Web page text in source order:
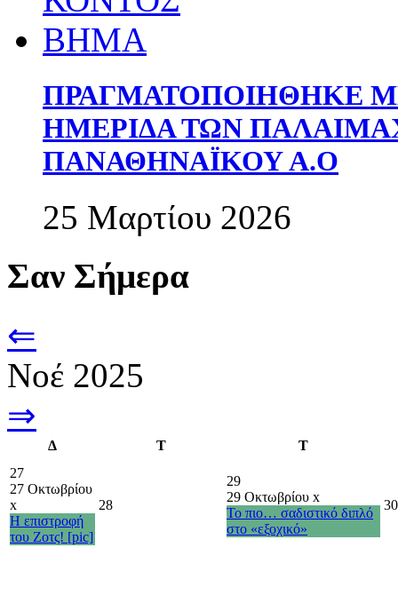
ΠΡΑΓΜΑΤΟΠΟΙΗΘΗΚΕ
ΗΜΕΡΙΔΑ ΤΩΝ
ΠΑΝΑΘΗΝΑΪΚΟΥ Α.Ο
25 Μαρτίου 2026
Σαν Σήμερα
⇐
Νοέ 2025
⇒
Δ Τ
Τ
27
27 Οκτωβρίου
x
Η επιστροφή
του Ζοτς! [pic]
28
29
29 Οκτωβρίου x
Το πιο… σαδιστικό διπλό
στο «εξοχικό»
30